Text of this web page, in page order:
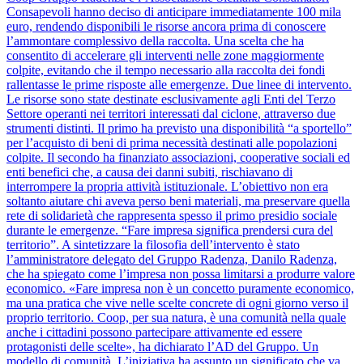
Consapevoli hanno deciso di anticipare immediatamente 100 mila
euro, rendendo disponibili le risorse ancora prima di conoscere
l’ammontare complessivo della raccolta. Una scelta che ha
consentito di accelerare gli interventi nelle zone maggiormente
colpite, evitando che il tempo necessario alla raccolta dei fondi
rallentasse le prime risposte alle emergenze. Due linee di intervento.
Le risorse sono state destinate esclusivamente agli Enti del Terzo
Settore operanti nei territori interessati dal ciclone, attraverso due
strumenti distinti. Il primo ha previsto una disponibilità “a sportello”
per l’acquisto di beni di prima necessità destinati alle popolazioni
colpite. Il secondo ha finanziato associazioni, cooperative sociali ed
enti benefici che, a causa dei danni subiti, rischiavano di
interrompere la propria attività istituzionale. L’obiettivo non era
soltanto aiutare chi aveva perso beni materiali, ma preservare quella
rete di solidarietà che rappresenta spesso il primo presidio sociale
durante le emergenze. “Fare impresa significa prendersi cura del
territorio”. A sintetizzare la filosofia dell’intervento è stato
l’amministratore delegato del Gruppo Radenza, Danilo Radenza,
che ha spiegato come l’impresa non possa limitarsi a produrre valore
economico. «Fare impresa non è un concetto puramente economico,
ma una pratica che vive nelle scelte concrete di ogni giorno verso il
proprio territorio. Coop, per sua natura, è una comunità nella quale
anche i cittadini possono partecipare attivamente ed essere
protagonisti delle scelte», ha dichiarato l’AD del Gruppo. Un